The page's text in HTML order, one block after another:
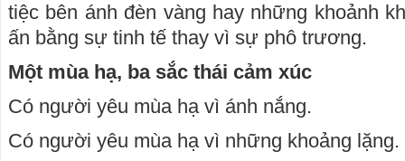
tiệc bên ánh đèn vàng hay những khoảnh
ấn bằng sự tinh tế thay vì sự phô trương.
Một mùa hạ, ba sắc thái cảm xúc
Có người yêu mùa hạ vì ánh nắng.
Có người yêu mùa hạ vì những khoảng lặng.